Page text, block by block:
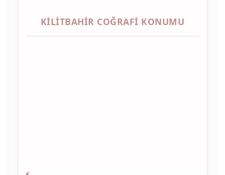
KILITBAHIR COĞRAFI KONUMU